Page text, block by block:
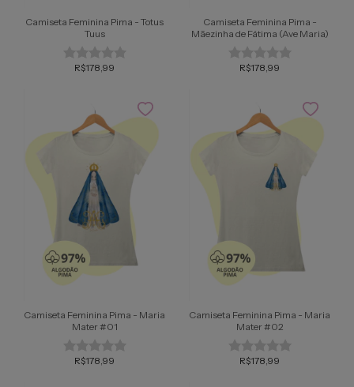
Camiseta Feminina Pima - Totus
Tuus
R$178,99
Camiseta Feminina Pima -
Mãezinha de Fátima (Ave Maria)
R$178,99
Camiseta Feminina Pima - Maria
Mater #01
R$178,99
Camiseta Feminina Pima - Maria
Mater #02
R$178,99